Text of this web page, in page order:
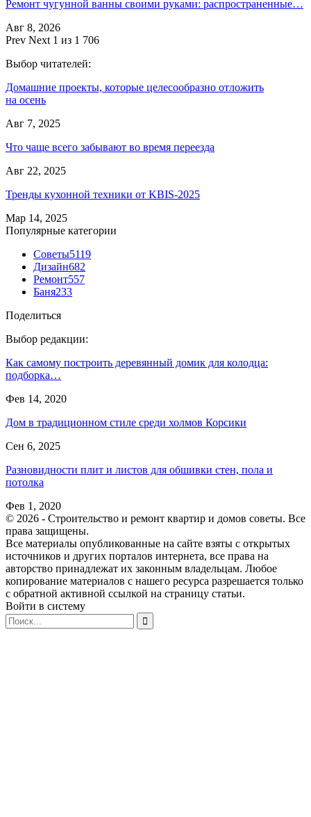
Ремонт чугунной ванны своими руками: распространенные…
Авг 8, 2026
Prev Next 1 из 1 706
Выбор читателей:
Домашние проекты, которые целесообразно отложить
на осень
Авг 7, 2025
Что чаще всего забывают во время переезда
Авг 22, 2025
Тренды кухонной техники от KBIS-2025
Мар 14, 2025
Популярные категории
Советы5119
Дизайн682
Ремонт557
Баня233
Поделиться
Выбор редакции:
Как самому построить деревянный домик для колодца:
подборка…
Фев 14, 2020
Дом в традиционном стиле среди холмов Корсики
Сен 6, 2025
Разновидности плит и листов для обшивки стен, пола и
потолка
Фев 1, 2020
© 2026 - Строительство и ремонт квартир и домов советы. Все
права защищены.
Все материалы опубликованные на сайте взяты с открытых
источников и других порталов интернета, все права на
авторство принадлежат их законным владельцам. Любое
копирование материалов с нашего ресурса разрешается только
с обратной активной ссылкой на страницу статьи.
Войти в систему